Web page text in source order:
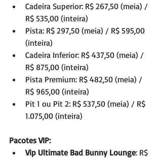
Cadeira Superior: R$ 267,50 (meia) /
R$ 535,00 (inteira)
Pista: R$ 297,50 (meia) / R$ 595,00
(inteira)
Cadeira Inferior: R$ 437,50 (meia) /
R$ 875,00 (inteira)
Pista Premium: R$ 482,50 (meia) /
R$ 965,00 (inteira)
Pit 1 ou Pit 2: R$ 537,50 (meia) / R$
1.075,00 (inteira)
Pacotes VIP:
Vip Ultimate Bad Bunny Lounge: R$